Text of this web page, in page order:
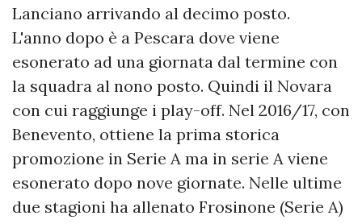
Lanciano arrivando al decimo posto.
L'anno dopo è a Pescara dove viene
esonerato ad una giornata dal termine con
la squadra al nono posto. Quindi il Novara
con cui raggiunge i play-off. Nel 2016/17, con
Benevento, ottiene la prima storica
promozione in Serie A ma in serie A viene
esonerato dopo nove giornate. Nelle ultime
due stagioni ha allenato Frosinone (Serie A)